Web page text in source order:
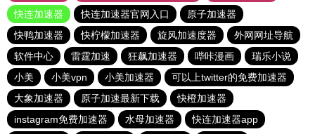
快连加速器
快连加速器官网入口
原子加速器
快鸭加速器
快柠檬加速器 旋风加速度器
外网网址导航
软件中心
雷霆加速 狂飙加速器 哔咔漫画
瑞乐小说
小美
小美vpn 小美加速器
可以上twitter的免费加速器
大象加速器
原子加速最新下载
快橙加速器
instagram免费加速器
水母加速器
快连加速器app